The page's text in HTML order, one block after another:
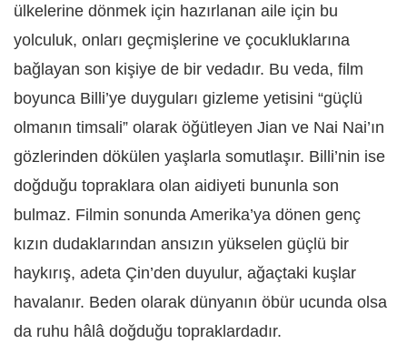
ülkelerine dönmek için hazırlanan aile için bu
yolculuk, onları geçmişlerine ve çocukluklarına
bağlayan son kişiye de bir vedadır. Bu veda, film
boyunca Billi’ye duyguları gizleme yetisini “güçlü
olmanın timsali” olarak öğütleyen Jian ve Nai Nai’ın
gözlerinden dökülen yaşlarla somutlaşır. Billi’nin ise
doğduğu topraklara olan aidiyeti bununla son
bulmaz. Filmin sonunda Amerika’ya dönen genç
kızın dudaklarından ansızın yükselen güçlü bir
haykırış, adeta Çin’den duyulur, ağaçtaki kuşlar
havalanır. Beden olarak dünyanın öbür ucunda olsa
da ruhu hâlâ doğduğu topraklardadır.